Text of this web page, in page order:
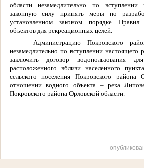
области незамедлительно по
законную силу принять меры по
установленном законом порядке Правил
объектов для рекреационных целей.
Администрацию Покровского
незамедлительно по вступлении настоящего
заключить договор водопользования
расположенного вблизи населенного
сельского поселения Покровского
отношении водного объекта – река
Покровского района Орловской области.